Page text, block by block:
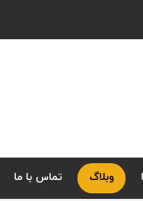
وبلاگ تماس با ما